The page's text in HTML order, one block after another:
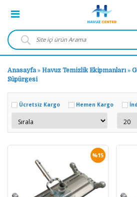
Anasayfa» Havuz Temizlik Ekipmanları»
Süpürgesi
Ücretsiz Kargo Hemen Kargo
%15